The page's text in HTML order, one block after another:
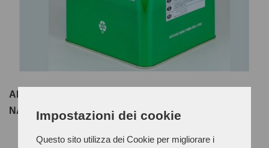
Impostazioni dei cookie
Questo sito utilizza dei Cookie per migliorare i
ADESIVO AD ALTA ADESIVITÀ A BASE DI GOMMA
NATURALE AD ALTA VISCOSITÀ